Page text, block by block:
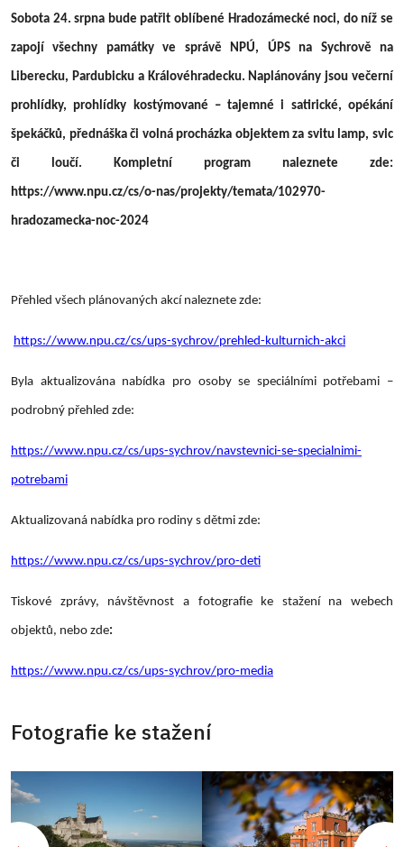
Sobota 24. srpna bude patřit oblíbené Hradozámecké noci, do níž se
zapojí všechny památky ve správě NPÚ, ÚPS na Sychrově na
Liberecku, Pardubicku a Královéhradecku. Naplánovány jsou večerní
prohlídky, prohlídky kostýmované – tajemné i satirické, opékání
špekáčků, přednáška či volná procházka objektem za svitu lamp, svic
či loučí. Kompletní program naleznete zde:
https://www.npu.cz/cs/o-nas/projekty/temata/102970-
hradozamecka-noc-2024
Přehled všech plánovaných akcí naleznete zde:
https://www.npu.cz/cs/ups-sychrov/prehled-kulturnich-akci
Byla aktualizována nabídka pro osoby se speciálními potřebami –
podrobný přehled zde:
https://www.npu.cz/cs/ups-sychrov/navstevnici-se-specialnimi-
potrebami
Aktualizovaná nabídka pro rodiny s dětmi zde:
https://www.npu.cz/cs/ups-sychrov/pro-deti
Tiskové zprávy, návštěvnost a fotografie ke stažení na webech
objektů, nebo zde:
https://www.npu.cz/cs/ups-sychrov/pro-media
Fotografie ke stažení